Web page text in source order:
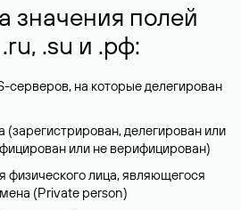
значения полей
.su и .рф:
серверов, на которые делегирован
(зарегистрирован, делегирован или
или не верифицирован)
физического лица, являющегося
(Privatе person)